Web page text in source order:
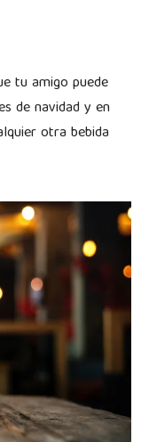
tu amigo puede
de navidad y en
otra bebida